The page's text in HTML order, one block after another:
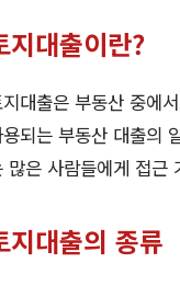
지대출이란?
대출은 부동산 중에
용되는 부동산 대출의
많은 사람들에게 접근
지대출의 종류